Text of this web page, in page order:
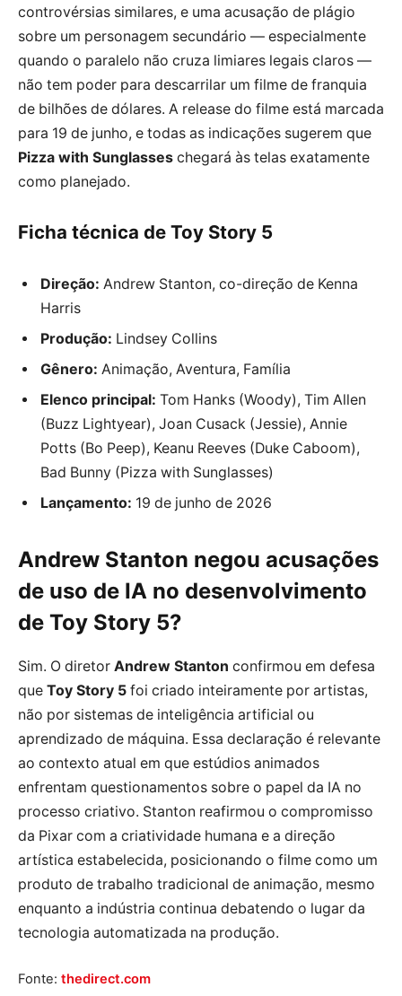
controvérsias similares, e uma acusação de plágio
sobre um personagem secundário — especialmente
quando o paralelo não cruza limiares legais claros —
não tem poder para descarrilar um filme de franquia
de bilhões de dólares. A release do filme está marcada
para 19 de junho, e todas as indicações sugerem que
Pizza with Sunglasses chegará às telas exatamente
como planejado.
Ficha técnica de Toy Story 5
Direção: Andrew Stanton, co-direção de Kenna
Harris
Produção: Lindsey Collins
Gênero: Animação, Aventura, Família
Elenco principal: Tom Hanks (Woody), Tim Allen
(Buzz Lightyear), Joan Cusack (Jessie), Annie
Potts (Bo Peep), Keanu Reeves (Duke Caboom),
Bad Bunny (Pizza with Sunglasses)
Lançamento: 19 de junho de 2026
Andrew Stanton negou acusações
de uso de IA no desenvolvimento
de Toy Story 5?
Sim. O diretor Andrew Stanton confirmou em defesa
que Toy Story 5 foi criado inteiramente por artistas,
não por sistemas de inteligência artificial ou
aprendizado de máquina. Essa declaração é relevante
ao contexto atual em que estúdios animados
enfrentam questionamentos sobre o papel da IA no
processo criativo. Stanton reafirmou o compromisso
da Pixar com a criatividade humana e a direção
artística estabelecida, posicionando o filme como um
produto de trabalho tradicional de animação, mesmo
enquanto a indústria continua debatendo o lugar da
tecnologia automatizada na produção.
Fonte: thedirect.com